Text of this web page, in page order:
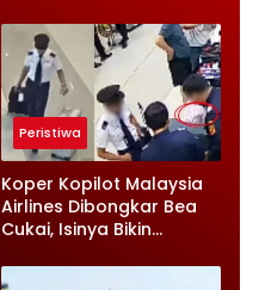
Rumah
Peristiwa
Koper Kopilot Malaysia
Airlines Dibongkar Bea
Cukai, Isinya Bikin